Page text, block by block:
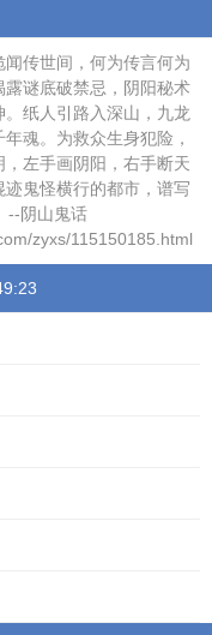
传世间，何为传言何为
谜底破禁忌，阴阳秘术
纸人引路入深山，九龙
魂。为救众生身犯险，
左手画阴阳，右手断天
鬼怪横行的都市，谱写
--阴山鬼话
zyxs/115150185.html